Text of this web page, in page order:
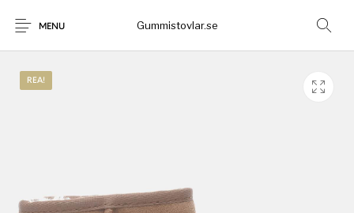
MENU Gummistovlar.se
REA!